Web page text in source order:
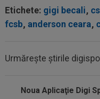
Etichete: gigi becali,
fcsb, anderson ceara,
Urmărește știrile
Noua Aplicaţie Digi
16:13
Gigi Becali i-a